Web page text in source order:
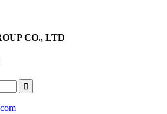
CO., LTD